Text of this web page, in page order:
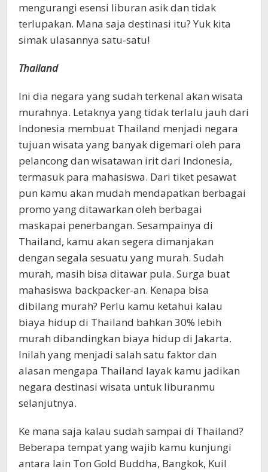
mengurangi esensi liburan asik dan tidak
terlupakan. Mana saja destinasi itu? Yuk kita
simak ulasannya satu-satu!
Thailand
Ini dia negara yang sudah terkenal akan wisata
murahnya. Letaknya yang tidak terlalu jauh dari
Indonesia membuat Thailand menjadi negara
tujuan wisata yang banyak digemari oleh para
pelancong dan wisatawan irit dari Indonesia,
termasuk para mahasiswa. Dari tiket pesawat
pun kamu akan mudah mendapatkan berbagai
promo yang ditawarkan oleh berbagai
maskapai penerbangan. Sesampainya di
Thailand, kamu akan segera dimanjakan
dengan segala sesuatu yang murah. Sudah
murah, masih bisa ditawar pula. Surga buat
mahasiswa backpacker-an. Kenapa bisa
dibilang murah? Perlu kamu ketahui kalau
biaya hidup di Thailand bahkan 30% lebih
murah dibandingkan biaya hidup di Jakarta.
Inilah yang menjadi salah satu faktor dan
alasan mengapa Thailand layak kamu jadikan
negara destinasi wisata untuk liburanmu
selanjutnya.
Ke mana saja kalau sudah sampai di Thailand?
Beberapa tempat yang wajib kamu kunjungi
antara lain Ton Gold Buddha, Bangkok, Kuil